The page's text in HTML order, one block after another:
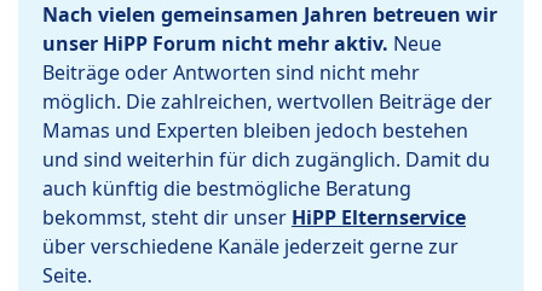
Nach vielen gemeinsamen Jahren betreuen wir
unser HiPP Forum nicht mehr aktiv. Neue
Beiträge oder Antworten sind nicht mehr
möglich. Die zahlreichen, wertvollen Beiträge der
Mamas und Experten bleiben jedoch bestehen
und sind weiterhin für dich zugänglich. Damit du
auch künftig die bestmögliche Beratung
bekommst, steht dir unser HiPP Elternservice
über verschiedene Kanäle jederzeit gerne zur
Seite.